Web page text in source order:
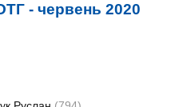
- червень 2020